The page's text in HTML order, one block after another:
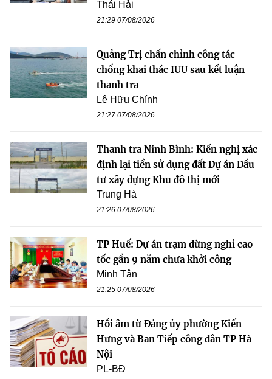
Thái Hải
21:29 07/08/2026
Quảng Trị chấn chỉnh công tác
chống khai thác IUU sau kết luận
thanh tra
Lê Hữu Chính
21:27 07/08/2026
Thanh tra Ninh Bình: Kiến nghị xác
định lại tiền sử dụng đất Dự án Đầu
tư xây dựng Khu đô thị mới
Trung Hà
21:26 07/08/2026
TP Huế: Dự án trạm dừng nghỉ cao
tốc gần 9 năm chưa khởi công
Minh Tân
21:25 07/08/2026
Hồi âm từ Đảng ủy phường Kiến
Hưng và Ban Tiếp công dân TP Hà
Nội
PL-BĐ